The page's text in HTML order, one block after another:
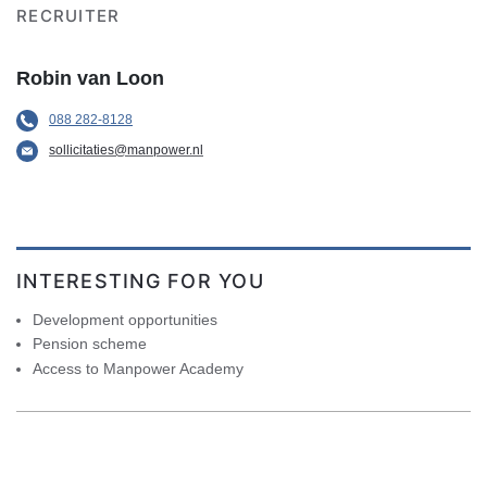
RECRUITER
Robin van Loon
088 282-8128
sollicitaties@manpower.nl
INTERESTING FOR YOU
Development opportunities
Pension scheme
Access to Manpower Academy